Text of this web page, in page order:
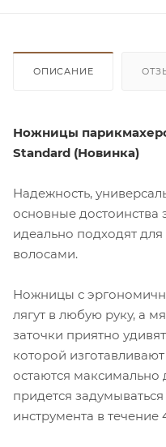
ОПИСАНИЕ
Ножницы
Standard (Новинка)
Надежность,
основные достоинства
идеально подходят
волосами.
Ножницы с
лягут в любую руку, а
заточки приятно
которой
остаются максимально
придется
инструмента в течение